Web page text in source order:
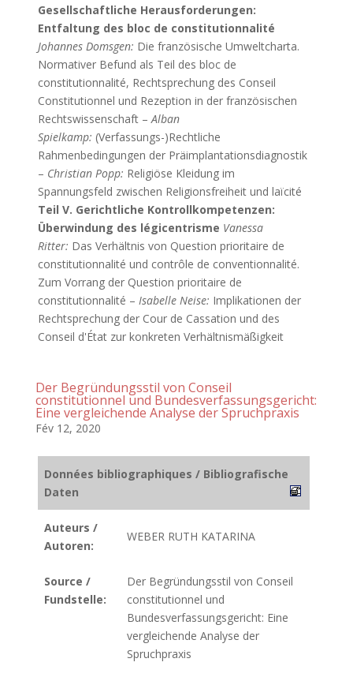
Gesellschaftliche Herausforderungen:
Entfaltung des bloc de constitutionnalité
Johannes Domsgen: Die französische Umweltcharta.
Normativer Befund als Teil des bloc de
constitutionnalité, Rechtsprechung des Conseil
Constitutionnel und Rezeption in der französischen
Rechtswissenschaft –Alban
Spielkamp: (Verfassungs-)Rechtliche
Rahmenbedingungen der Präimplantationsdiagnostik
– Christian Popp: Religiöse Kleidung im
Spannungsfeld zwischen Religionsfreiheit und laïcité
Teil V. Gerichtliche Kontrollkompetenzen:
Überwindung des légicentrisme Vanessa
Ritter: Das Verhältnis von Question prioritaire de
constitutionnalité und contrôle de conventionnalité.
Zum Vorrang der Question prioritaire de
constitutionnalité – Isabelle Neise: Implikationen der
Rechtsprechung der Cour de Cassation und des
Conseil d'État zur konkreten Verhältnismäßigkeit
Der Begründungsstil von Conseil
constitutionnel und Bundesverfassungsgericht:
Eine vergleichende Analyse der Spruchpraxis
Fév 12, 2020
Données bibliographiques / Bibliografische
Daten
Auteurs /
Autoren:
WEBER RUTH KATARINA
Source /
Fundstelle:
Der Begründungsstil von Conseil
constitutionnel und
Bundesverfassungsgericht: Eine
vergleichende Analyse der
Spruchpraxis